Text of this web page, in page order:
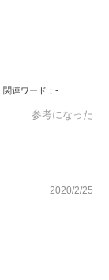
関連ワード -
参考になった
2020/2/25